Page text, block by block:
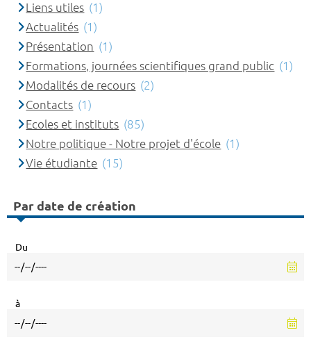
Liens utiles (1)
Actualités (1)
Présentation (1)
Formations, journées scientifiques grand public (1)
Modalités de recours (2)
Contacts (1)
Ecoles et instituts (85)
Notre politique - Notre projet d'école (1)
Vie étudiante (15)
Par date de création
Du
à